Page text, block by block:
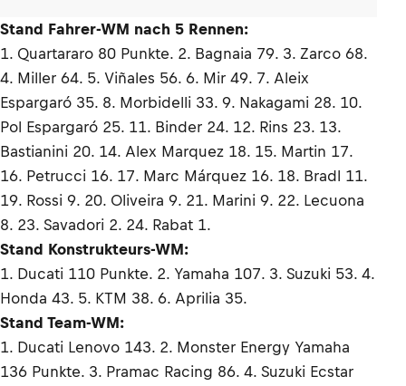
Stand Fahrer-WM nach 5 Rennen:
1. Quartararo 80 Punkte. 2. Bagnaia 79. 3. Zarco 68.
4. Miller 64. 5. Viñales 56. 6. Mir 49. 7. Aleix
Espargaró 35. 8. Morbidelli 33. 9. Nakagami 28. 10.
Pol Espargaró 25. 11. Binder 24. 12. Rins 23. 13.
Bastianini 20. 14. Alex Marquez 18. 15. Martin 17.
16. Petrucci 16. 17. Marc Márquez 16. 18. Bradl 11.
19. Rossi 9. 20. Oliveira 9. 21. Marini 9. 22. Lecuona
8. 23. Savadori 2. 24. Rabat 1.
Stand Konstrukteurs-WM:
1. Ducati 110 Punkte. 2. Yamaha 107. 3. Suzuki 53. 4.
Honda 43. 5. KTM 38. 6. Aprilia 35.
Stand Team-WM:
1. Ducati Lenovo 143. 2. Monster Energy Yamaha
136 Punkte. 3. Pramac Racing 86. 4. Suzuki Ecstar